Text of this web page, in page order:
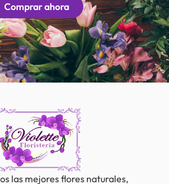
Comprar ahora
las mejores flores naturales,